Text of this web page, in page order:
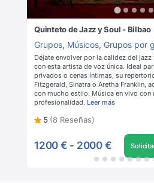
Quinteto de Jazz y Soul - Bilbao
Grupos, Músicos, Grupos por
Déjate envolver por la calidez del jazz
con esta artista de voz única. Ideal
privados o cenas íntimas, su
Fitzgerald, Sinatra o Aretha Franklin,
con mucho estilo. Música en vivo con
profesionalidad. Leer más
5 (8 Reseñas)
1200 € - 2000 €